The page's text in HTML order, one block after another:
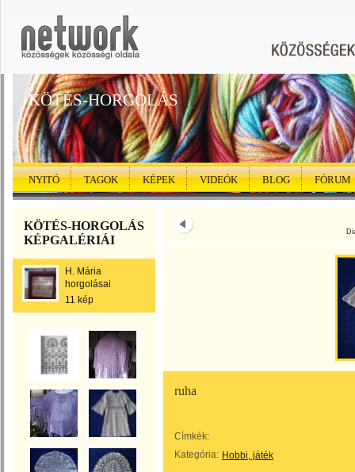
KÖTÉS-HORGOLÁS
NYITÓ TAGOK KÉPEK VIDEÓK BLOG FÓRUM
KÖTÉS-HORGOLÁS
KÉPGALÉRIÁI
H. Mária
horgolásai
11 kép
ruha
Címkék:
Kategória: Hobbi, játék